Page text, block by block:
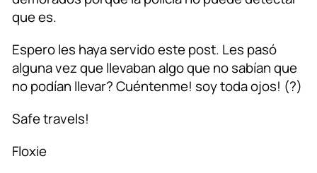
que es.
Espero les haya servido este post. Les pasó
alguna vez que llevaban algo que no sabían que
no podían llevar? Cuéntenme! soy toda ojos! (?)
Safe travels!
Floxie